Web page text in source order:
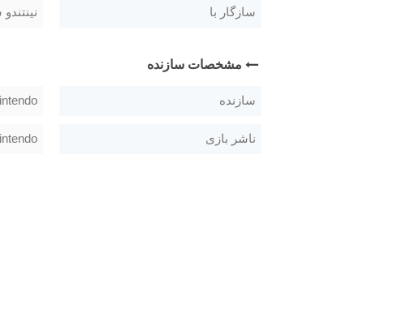
سازگار با
مشخصات سازنده
سازنده
ناشر بازی